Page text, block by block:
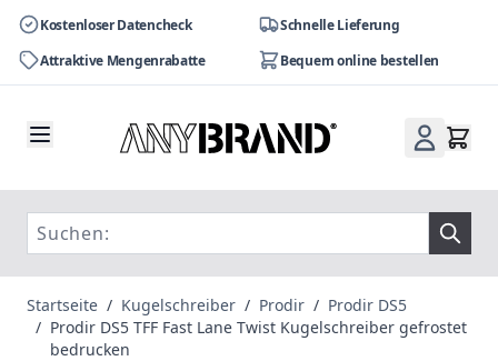
Kostenloser Datencheck
Schnelle Lieferung
Attraktive Mengenrabatte
Bequem online bestellen
Startseite / Kugelschreiber / Prodir / Prodir DS5
/ Prodir DS5 TFF Fast Lane Twist Kugelschreiber gefrostet
bedrucken